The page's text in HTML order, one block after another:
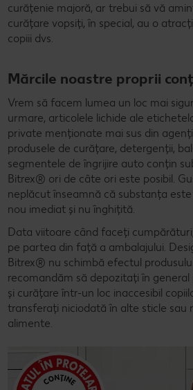
curățenie majoră, ar trebui să vă
curățare vopsiți, în special, au o
copiii dvs.
Mărcile noastre proprii
Vrem să facem lumea un loc mai
urmare, articolele lichide ale
private menționate mai sus din
produsele de curățare, detergenții,
segmentele de îngrijire auto conțin
Bitrex® ori de câte ori este posibil.
neplăcut înseamnă că substanța
nou imediat și nu înghițită.
Data viitoare când faceți
pe partea din față a ambalajului.
Bitrex® nu schimbă efectul
recomandăm să depozitați în
și curățare într-un loc inaccesibil
transferați niciodată în alte sticle sau
alimente.